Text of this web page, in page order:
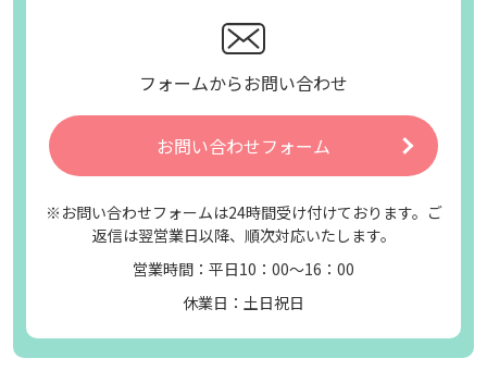
フォームからお問い合わせ
お問い合わせフォーム
※お問い合わせフォームは24時間受け付けております。ご
返信は翌営業日以降、順次対応いたします。
営業時間：平日10：00～16：00
休業日：土日祝日